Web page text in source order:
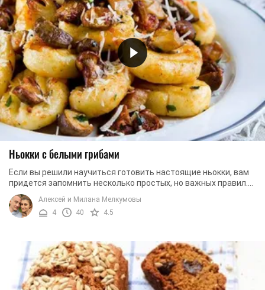
Ньокки с белыми грибами
Если вы решили научиться готовить настоящие ньокки, вам
придется запомнить несколько простых, но важных правил.
Во-первых, картофель лучше ...
Алексей и Милана Мелкумовы
4
40 4.5